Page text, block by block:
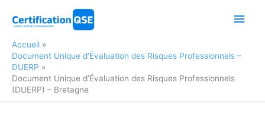
Accueil
Document Unique d’Évaluation des Risques Professionnels –
DUERP
Document Unique d’Évaluation des Risques Professionnels
(DUERP) – Bretagne